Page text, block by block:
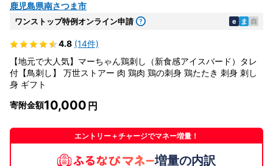
鹿児島県南さつま市
ワンストップ特例オンライン申請 e ま 自
4.8 (14件)
【地元で大人気】マーちゃん鶏刺し（新食感アイスバード）タレ
付【鳥刺し】 万世ストアー 肉 鶏肉 鶏の刺身 鶏たたき 刺身 刺し
身 ギフト
寄附金額10,000
エントリー＋チャージでマネー増量！
増量の内訳